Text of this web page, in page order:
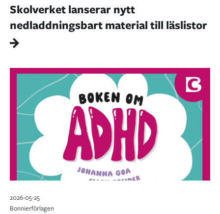
Skolverket lanserar nytt
nedladdningsbart material till läslistor
2026-05-25
Bonnierförlagen